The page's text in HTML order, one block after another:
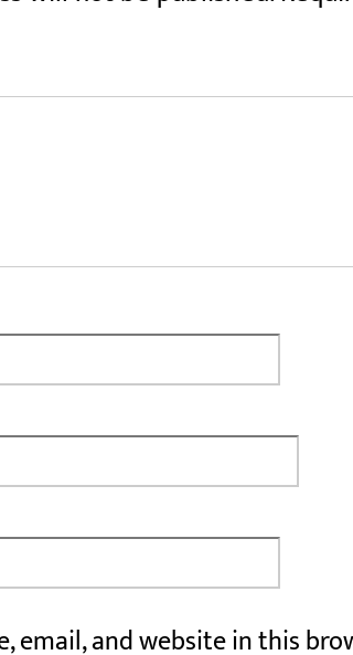
email, and website in this